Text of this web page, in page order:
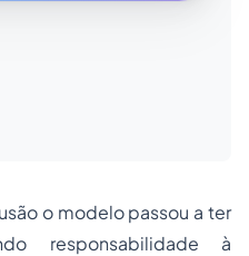
o modelo passou a ter
responsabilidade à